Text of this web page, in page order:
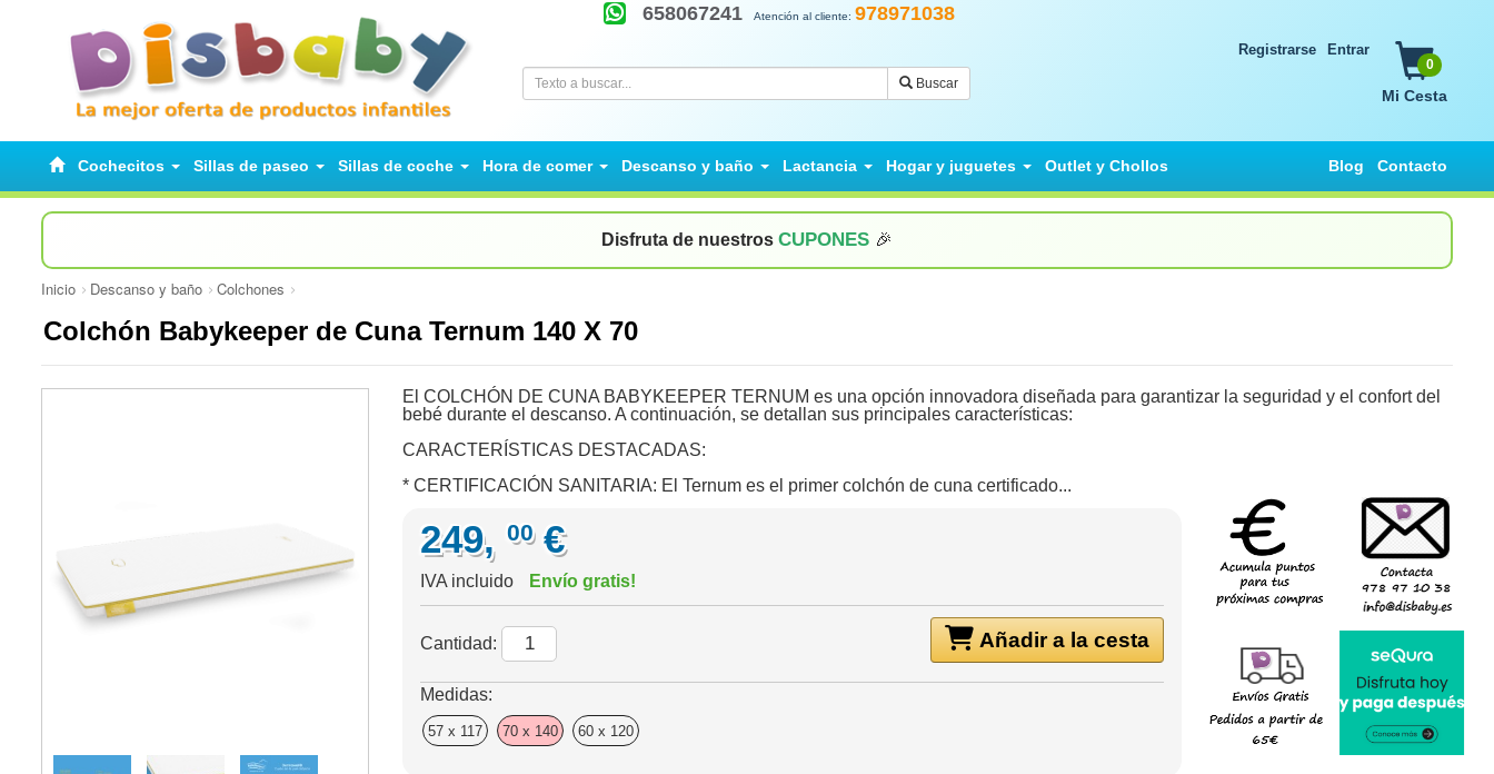
Atención al cliente: 978971038
658067241
Buscar
0
Mi Cesta
Registrarse Entrar
Cochecitos Sillas de paseo Sillas de coche Hora de comer Descanso y baño Lactancia Hogar y juguetes Outlet y Chollos Contacto
Blog
Disfruta de nuestros CUPONES 🎉
Inicio Descanso y baño Colchones
Colchón Babykeeper de Cuna Ternum 140 X 70
El COLCHÓN DE CUNA BABYKEEPER TERNUM es una opción innovadora diseñada para garantizar la seguridad y el confort del
bebé durante el descanso. A continuación, se detallan sus principales características:
CARACTERÍSTICAS DESTACADAS:
* CERTIFICACIÓN SANITARIA: El Ternum es el primer colchón de cuna certificado...
249, 00 €
IVA incluido Envío gratis!
Añadir a la cesta
Cantidad:
Medidas:
57 x 117 70 x 140 60 x 120